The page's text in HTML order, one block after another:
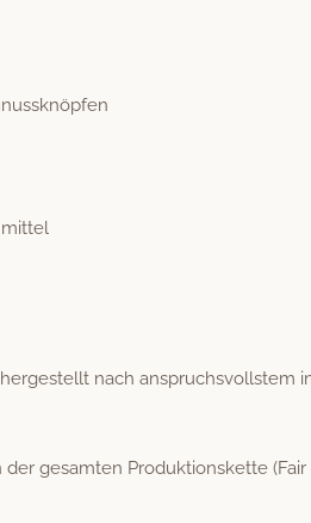
nach anspruchsvoll­stem
der gesamten Pro­duk­tions­kette (Fair